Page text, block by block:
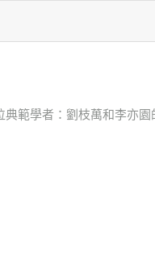
範學者：劉枝萬和李亦